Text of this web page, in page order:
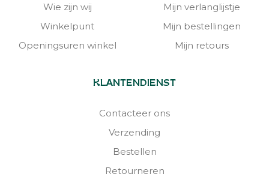
Wie zijn wij
Winkelpunt
Openingsuren winkel
Mijn verlanglijstje
Mijn bestellingen
Mijn retours
KLANTENDIENST
Contacteer ons
Verzending
Bestellen
Retourneren